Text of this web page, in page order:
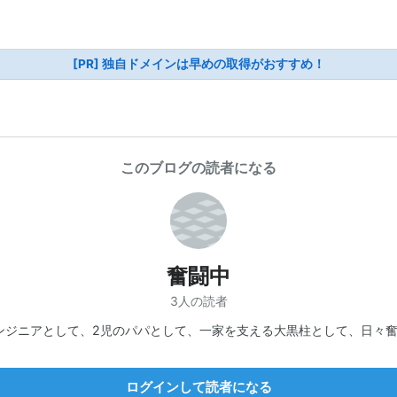
[PR] 独自ドメインは早めの取得がおすすめ！
このブログの読者になる
奮闘中
3人の読者
ジニアとして、2児のパパとして、一家を支える大黒柱として、日々
ログインして読者になる